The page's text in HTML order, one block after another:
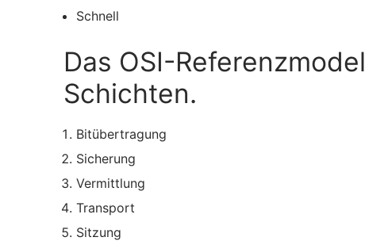
Schnell
Das OSI-
Schichten.
Bitübertragung
Sicherung
Vermittlung
Transport
Sitzung